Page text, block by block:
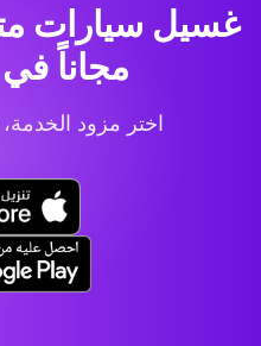
غسيل سيارات
مجاناً
اختر مزود